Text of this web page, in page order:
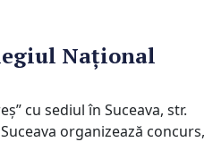
Naţional
cu sediul în Suceava, str.
organizează concurs,